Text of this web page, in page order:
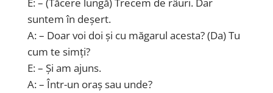
E: – (Tăcere lungă) Trecem de râuri. Dar
suntem în deșert.
A: – Doar voi doi și cu măgarul acesta? (Da) Tu
cum te simți?
E: – Și am ajuns.
A: – Într-un oraș sau unde?